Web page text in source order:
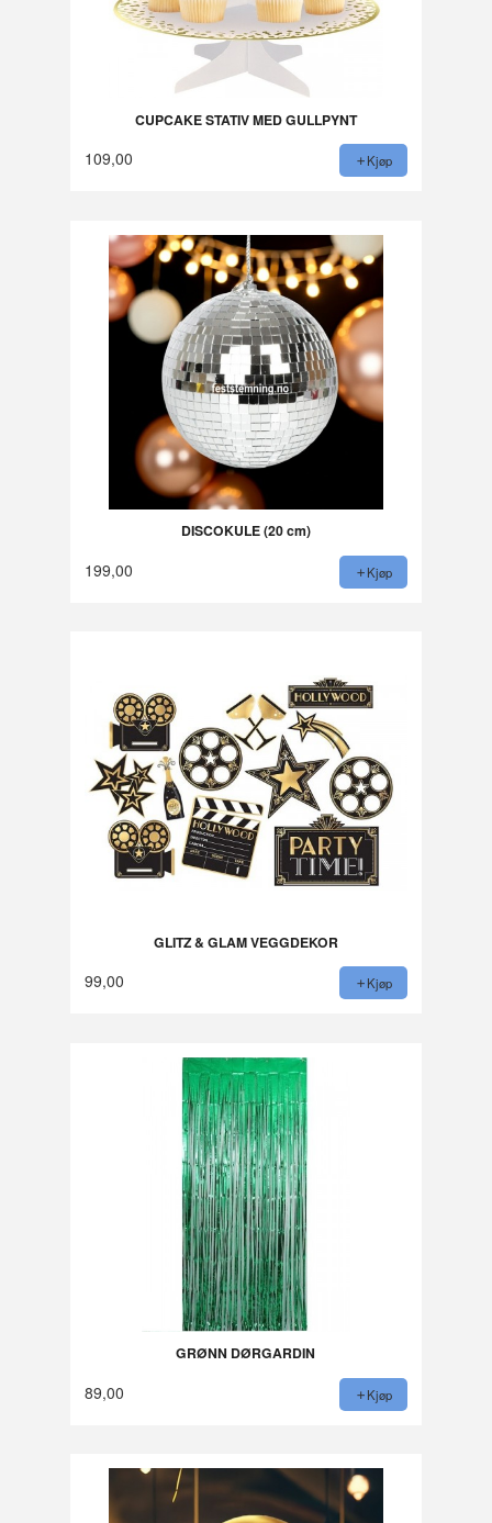
CUPCAKE STATIV MED GULLPYNT
109,00 Kjøp
DISCOKULE (20 cm)
199,00 Kjøp
GLITZ & GLAM VEGGDEKOR
99,00 Kjøp
GRØNN DØRGARDIN
89,00 Kjøp